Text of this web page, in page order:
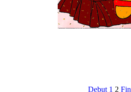
Debut 1 2 Fin